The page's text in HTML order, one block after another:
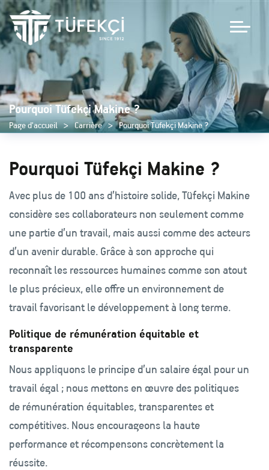
Pourquoi Tüfekçi Makine ?
Page d'accueil Carrière Pourquoi Tüfekçi Makine ?
Pourquoi Tüfekçi Makine ?
Avec plus de 100 ans d’histoire solide, Tüfekçi Makine
considère ses collaborateurs non seulement comme
une partie d’un travail, mais aussi comme des acteurs
d’un avenir durable. Grâce à son approche qui
reconnaît les ressources humaines comme son atout
le plus précieux, elle offre un environnement de
travail favorisant le développement à long terme.
Politique de rémunération équitable et
transparente
Nous appliquons le principe d’un salaire égal pour un
travail égal ; nous mettons en œuvre des politiques
de rémunération équitables, transparentes et
compétitives. Nous encourageons la haute
performance et récompensons concrètement la
réussite.